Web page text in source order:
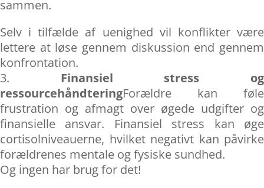
sammen.
Selv i tilfælde af uenighed vil konflikter være
lettere at løse gennem diskussion end gennem
konfrontation.
Finansiel stress og
ressourcehåndteringForældre kan føle
frustration og afmagt over øgede udgifter og
finansielle ansvar. Finansiel stress kan øge
cortisolniveauerne, hvilket negativt kan påvirke
forældrenes mentale og fysiske sundhed.
Og ingen har brug for det!